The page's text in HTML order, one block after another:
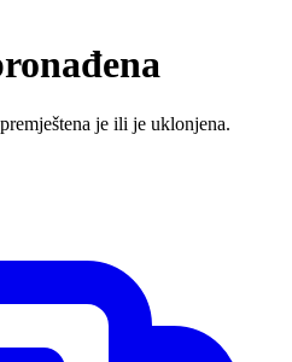
je ili je uklonjena.